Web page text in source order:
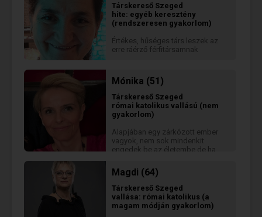
Társkereső Szeged
hite: egyéb keresztény
(rendszeresen gyakorlom)
Értékes, hűséges társ leszek az
erre ráérző férfitársamnak
Mónika (51)
Társkereső Szeged
római katolikus vallású (nem
gyakorlom)
Alapjában egy zárkózott ember
vagyok, nem sok mindenkit
engedek be az életembe de ha
vagyok és egyenes. Ha valakit
megszeretek amellett kitartok.
Sokminden érdekel de ez
szerintem majd az ismerkedés
alatt kiderül mennyi a közös pont.
Magdi (64)
Társkereső Szeged
vallása: római katolikus (a
magam módján gyakorlom)